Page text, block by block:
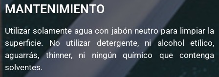
MANTENIMIENTO
Utilizar solamente agua con jabón neutro para limpiar la
superficie. No utilizar detergente, ni alcohol etílico,
aguarrás, thinner, ni ningún químico que contenga
solventes.